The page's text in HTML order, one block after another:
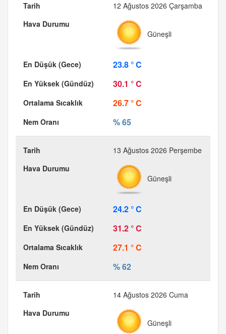
12 Ağustos 2026 Çarşamba
Güneşli
23.8 ° C
30.1 ° C
26.7 ° C
% 65
13 Ağustos 2026 Perşembe
Güneşli
24.2 ° C
31.2 ° C
27.1 ° C
% 62
14 Ağustos 2026 Cuma
Güneşli